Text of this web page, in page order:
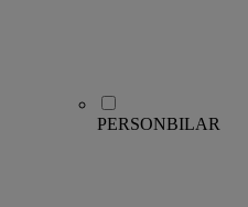
PERSONBILAR